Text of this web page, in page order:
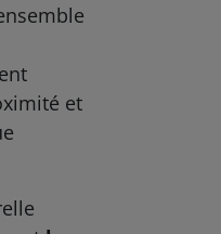
et